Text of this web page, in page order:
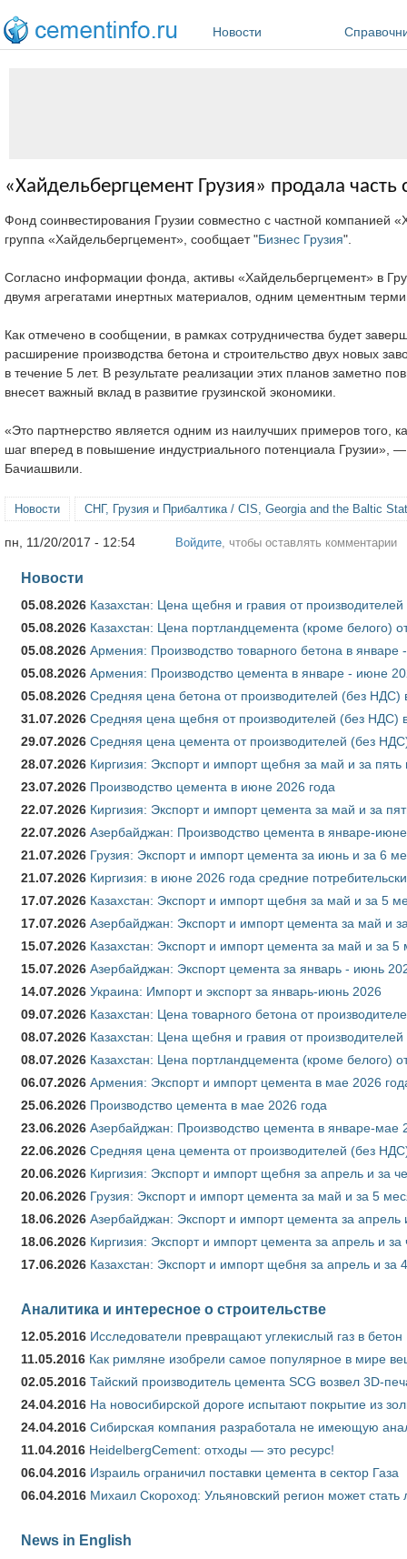
Новости
«Хайдельбергцемент Грузия» продала часть
Фонд соинвестирования Грузии совместно с частной
группа «Хайдельбергцемент», сообщает "Бизнес Грузия".
Согласно информации фонда, активы «Хайдельбергцемент» в
двумя агрегатами инертных материалов, одним цементным
Как отмечено в сообщении, в рамках сотрудничества будет
расширение производства бетона и строительство двух новых
в течение 5 лет. В результате реализации этих планов заметно
внесет важный вклад в развитие грузинской экономики.
«Это партнерство является одним из наилучших примеров того,
шаг вперед в повышение индустриального потенциала Грузии»,
Бачиашвили.
Новости СНГ, Грузия и Прибалтика / CIS, Georgia and the Baltic
пн, 11/20/2017 - 12:54 Войдите , чтобы оставлять комментарии
Новости
05.08.2026 Казахстан: Цена щебня и гравия от
05.08.2026 Казахстан: Цена портландцемента (кроме белого)
05.08.2026 Армения: Производство товарного бетона в январе
05.08.2026 Армения: Производство цемента в январе - июне
05.08.2026 Средняя цена бетона от производителей (без НДС)
31.07.2026 Средняя цена щебня от производителей (без НДС)
29.07.2026 Средняя цена цемента от производителей (без
28.07.2026 Киргизия: Экспорт и импорт щебня за май и за
23.07.2026 Производство цемента в июне 2026 года
22.07.2026 Киргизия: Экспорт и импорт цемента за май и за
22.07.2026 Азербайджан: Производство цемента в январе-
21.07.2026 Грузия: Экспорт и импорт цемента за июнь и за 6
21.07.2026 Киргизия: в июне 2026 года средние
17.07.2026 Казахстан: Экспорт и импорт щебня за май и за 5
17.07.2026 Азербайджан: Экспорт и импорт цемента за май и
15.07.2026 Казахстан: Экспорт и импорт цемента за май и за
15.07.2026 Азербайджан: Экспорт цемента за январь - июнь
14.07.2026 Украина: Импорт и экспорт за январь-июнь 2026
09.07.2026 Казахстан: Цена товарного бетона от
08.07.2026 Казахстан: Цена щебня и гравия от
08.07.2026 Казахстан: Цена портландцемента (кроме белого)
06.07.2026 Армения: Экспорт и импорт цемента в мае 2026
25.06.2026 Производство цемента в мае 2026 года
23.06.2026 Азербайджан: Производство цемента в январе-мае
22.06.2026 Средняя цена цемента от производителей (без
20.06.2026 Киргизия: Экспорт и импорт щебня за апрель и за
20.06.2026 Грузия: Экспорт и импорт цемента за май и за 5
18.06.2026 Азербайджан: Экспорт и импорт цемента за
18.06.2026 Киргизия: Экспорт и импорт цемента за апрель и
17.06.2026 Казахстан: Экспорт и импорт щебня за апрель и за
Аналитика и интересное о строительстве
12.05.2016 Исследователи превращают углекислый газ в бетон
11.05.2016 Как римляне изобрели самое популярное в мире
02.05.2016 Тайский производитель цемента SCG возвел 3D-
24.04.2016 На новосибирской дороге испытают покрытие из
24.04.2016 Сибирская компания разработала не имеющую
11.04.2016 HeidelbergCement: отходы — это ресурс!
06.04.2016 Израиль ограничил поставки цемента в сектор Газа
06.04.2016 Михаил Скороход: Ульяновский регион может
News in English